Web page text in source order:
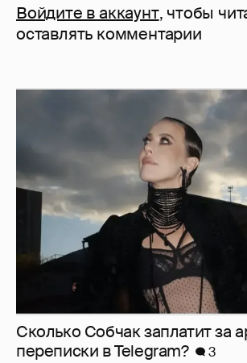
Войдите в аккаунт, чтобы
оставлять комментарии
Сколько Собчак заплатит за
перeписки в Telegram?
3